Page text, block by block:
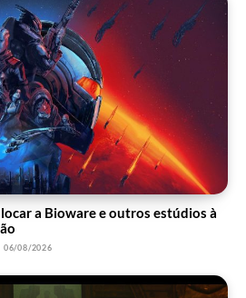
a Bioware e outros estúdios à
06/08/2026